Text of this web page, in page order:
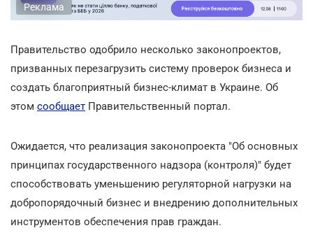
Реклама
Правительство одобрило несколько законопроектов,
призванных перезагрузить систему проверок бизнеса и
создать благоприятный бизнес-климат в Украине. Об
этом сообщает Правительственный портал.
Ожидается, что реализация законопроекта "Об основных
принципах государственного надзора (контроля)" будет
способствовать уменьшению регуляторной нагрузки на
добропорядочный бизнес и внедрению дополнительных
инструментов обеспечения прав граждан.